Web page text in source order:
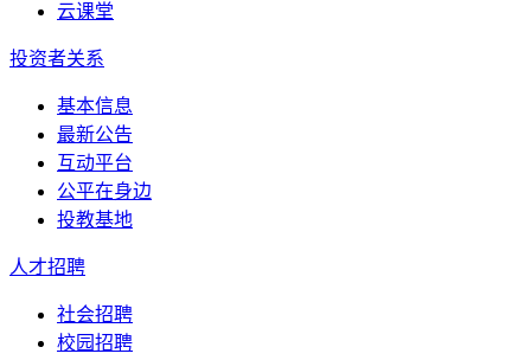
云课堂
投资者关系
基本信息
最新公告
互动平台
公平在身边
投教基地
人才招聘
社会招聘
校园招聘